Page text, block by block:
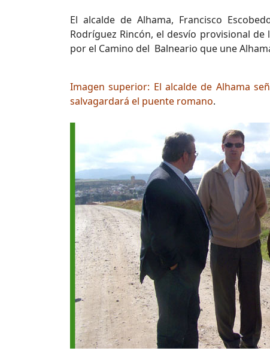
El alcalde de Alhama, Francisco
Rodríguez Rincón, el desvío provisional
por el Camino del Balneario que une
Imagen superior: El alcalde de Alhama
salvagardará el puente romano.